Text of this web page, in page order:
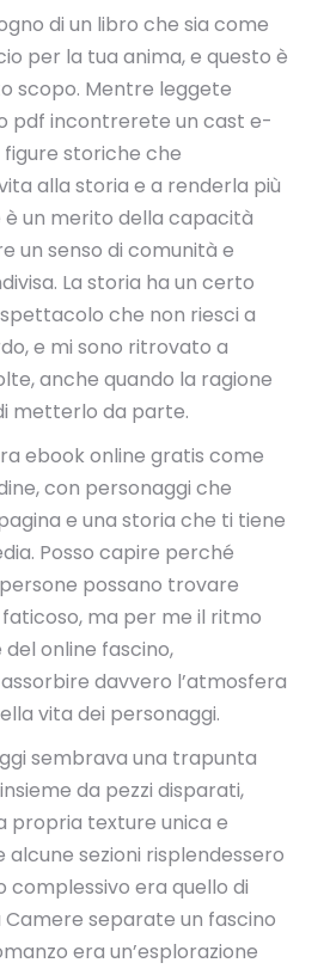
di un libro che sia come
per la tua anima, e questo è
scopo. Mentre leggete
pdf incontrerete un cast e-
storiche che
alla storia e a renderla più
è un merito della capacità
un senso di comunità e
La storia ha un certo
che non riesci a
e mi sono ritrovato a
anche quando la ragione
metterlo da parte.
ebook online gratis come
con personaggi che
e una storia che ti tiene
Posso capire perché
possano trovare
ma per me il ritmo
online fascino,
davvero l’atmosfera
vita dei personaggi.
sembrava una trapunta
da pezzi disparati,
propria texture unica e
alcune sezioni risplendessero
complessivo era quello di
Camere separate un fascino
era un’esplorazione